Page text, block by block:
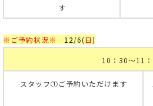
す
※ご予約状況※ 12/6(日)
10：30～11
スタッフ①ご予約いただけます